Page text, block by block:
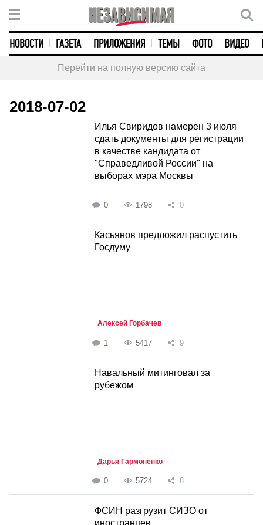
НОВОСТИ ГАЗЕТА ПРИЛОЖЕНИЯ ТЕМЫ ФОТО ВИДЕО
Перейти на полную версию сайта
2018-07-02
Илья Свиридов намерен 3 июля
сдать документы для регистрации
в качестве кандидата от
"Справедливой России" на
выборах мэра Москвы
0 1798 0
Касьянов предложил распустить
Госдуму
Алексей Горбачев
1 5417 9
Навальный митинговал за
рубежом
Дарья Гармоненко
0 5724 8
ФСИН разгрузит СИЗО от